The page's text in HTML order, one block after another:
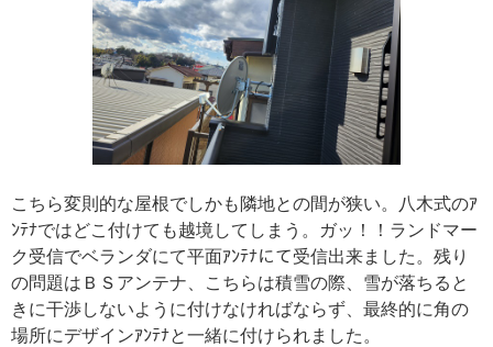
こちら変則的な屋根でしかも隣地との間が狭い。八木式のｱ
ﾝﾃﾅではどこ付けても越境してしまう。ガッ！！ランドマー
ク受信でベランダにて平面ｱﾝﾃﾅにて受信出来ました。残り
の問題はＢＳアンテナ、こちらは積雪の際、雪が落ちると
きに干渉しないように付けなければならず、最終的に角の
場所にデザインｱﾝﾃﾅと一緒に付けられました。